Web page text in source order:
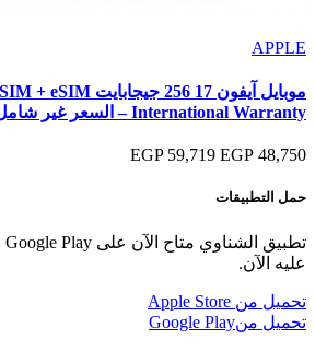
APPLE
International Warranty – السعر غير شامل الضريبة
48,750 EGP
59,719 EGP
حمل التطبيقات
عليه الآن.
تحميل من Apple Store
تحميل منGoogle Play